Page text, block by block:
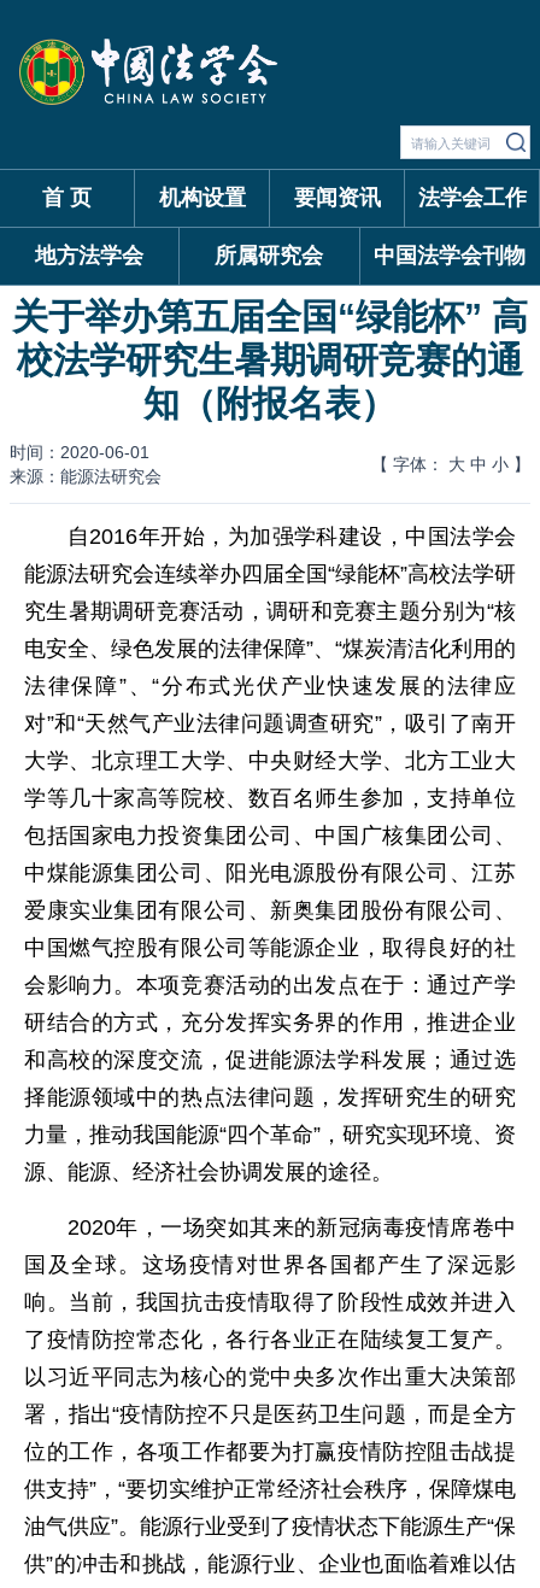
首 页 机构设置 要闻资讯 法学会工作
地方法学会 所属研究会 中国法学会刊物
关于举办第五届全国“绿能杯” 高
校法学研究生暑期调研竞赛的通
知（附报名表）
时间：2020-06-01
来源：能源法研究会
【 字体： 大 中 小 】
自2016年开始，为加强学科建设，中国法学会
能源法研究会连续举办四届全国“绿能杯”高校法学研
究生暑期调研竞赛活动，调研和竞赛主题分别为“核
电安全、绿色发展的法律保障”、“煤炭清洁化利用的
法律保障”、“分布式光伏产业快速发展的法律应
对”和“天然气产业法律问题调查研究”，吸引了南开
大学、北京理工大学、中央财经大学、北方工业大
学等几十家高等院校、数百名师生参加，支持单位
包括国家电力投资集团公司、中国广核集团公司、
中煤能源集团公司、阳光电源股份有限公司、江苏
爱康实业集团有限公司、新奥集团股份有限公司、
中国燃气控股有限公司等能源企业，取得良好的社
会影响力。本项竞赛活动的出发点在于：通过产学
研结合的方式，充分发挥实务界的作用，推进企业
和高校的深度交流，促进能源法学科发展；通过选
择能源领域中的热点法律问题，发挥研究生的研究
力量，推动我国能源“四个革命”，研究实现环境、资
源、能源、经济社会协调发展的途径。
2020年，一场突如其来的新冠病毒疫情席卷中
国及全球。这场疫情对世界各国都产生了深远影
响。当前，我国抗击疫情取得了阶段性成效并进入
了疫情防控常态化，各行各业正在陆续复工复产。
以习近平同志为核心的党中央多次作出重大决策部
署，指出“疫情防控不只是医药卫生问题，而是全方
位的工作，各项工作都要为打赢疫情防控阻击战提
供支持”，“要切实维护正常经济社会秩序，保障煤电
油气供应”。能源行业受到了疫情状态下能源生产“保
供”的冲击和挑战，能源行业、企业也面临着难以估